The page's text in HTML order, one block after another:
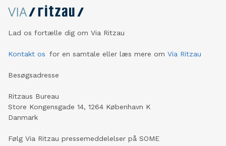
Lad os fortælle dig om Via Ritzau
Kontakt os for en samtale eller læs mere om Via Ritzau
Besøgsadresse
Ritzaus Bureau
Store Kongensgade 14, 1264 København K
Danmark
Følg Via Ritzau pressemeddelelser på SOME